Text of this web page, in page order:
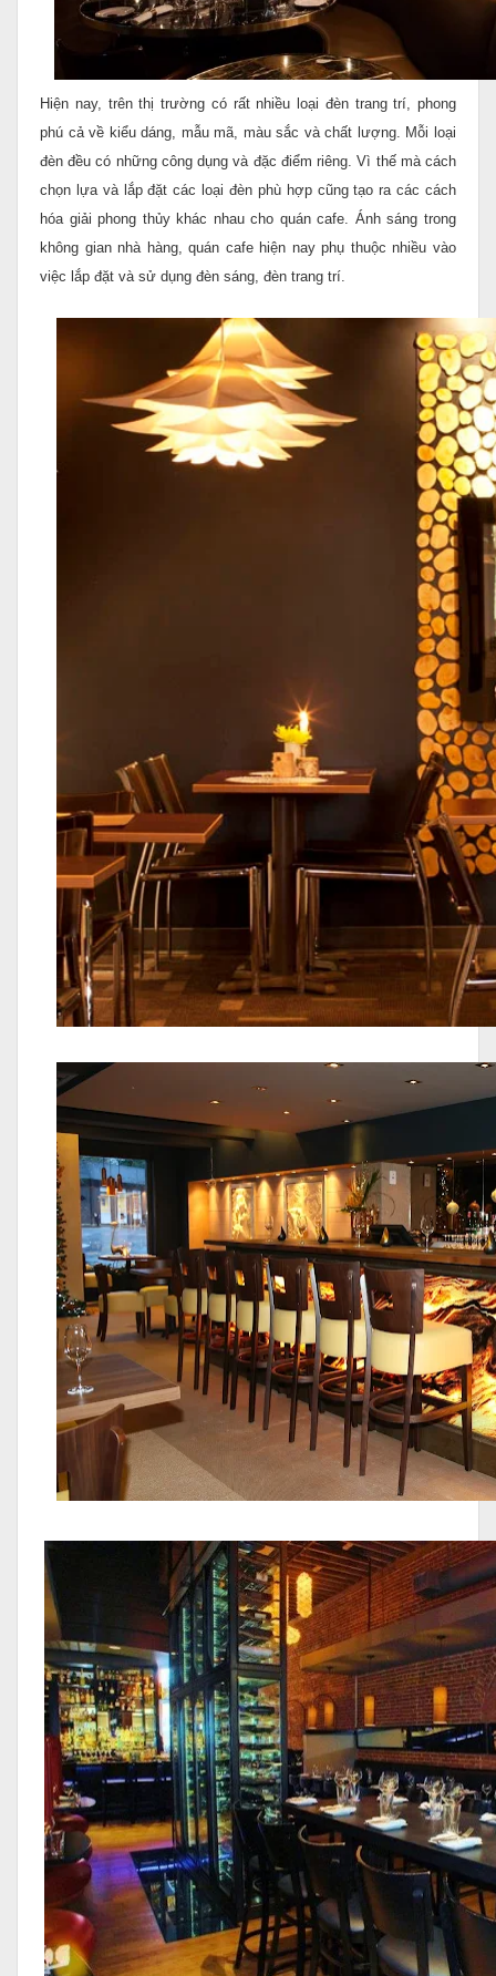
Hiện nay, trên thị trường có rất nhiều loại đèn trang trí, phong
phú cả về kiểu dáng, mẫu mã, màu sắc và chất lượng. Mỗi loại
đèn đều có những công dụng và đặc điểm riêng. Vì thế mà cách
chọn lựa và lắp đặt các loại đèn phù hợp cũng tạo ra các cách
hóa giải phong thủy khác nhau cho quán cafe. Ánh sáng trong
không gian nhà hàng, quán cafe hiện nay phụ thuộc nhiều vào
việc lắp đặt và sử dụng đèn sáng, đèn trang trí.